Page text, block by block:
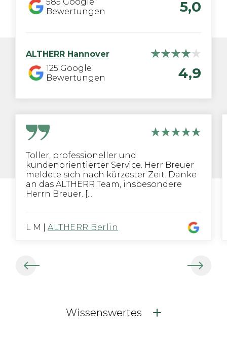
Bewertungen
5,0
ALTHERR Hannover
125 Google
Bewertungen
4,9
Toller, professioneller und
kundenorientierter Service. Herr Breuer
meldete sich nach kürzester Zeit. Danke
an das ALTHERR Team, insbesondere
Herrn Breuer. [...
L M ALTHERR Berlin
Wissenswertes